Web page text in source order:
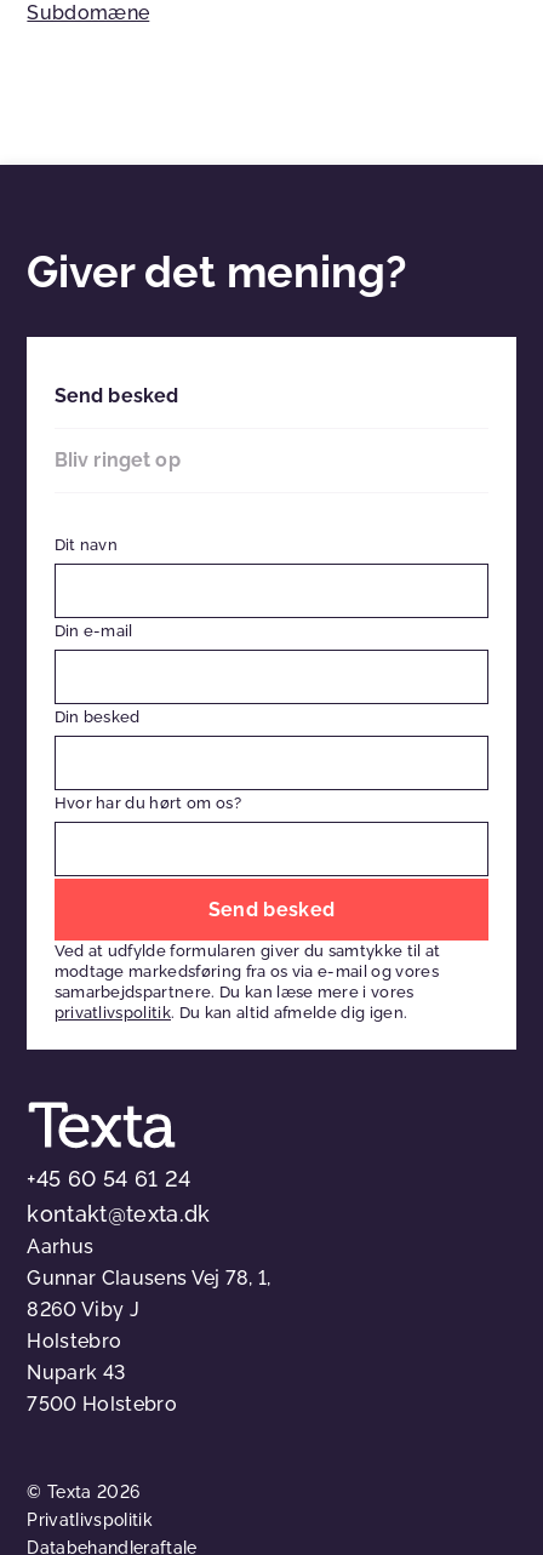
Subdomæne
Giver det mening?
Send besked
Bliv ringet op
Dit navn
Din e-mail
Din besked
Hvor har du hørt om os?
dette
felt
tomt
Ved at udfylde formularen giver du samtykke til at
modtage markedsføring fra os via e-mail og vores
samarbejdspartnere. Du kan læse mere i vores
privatlivspolitik. Du kan altid afmelde dig igen.
+45 60 54 61 24
kontakt@texta.dk
Aarhus
Gunnar Clausens Vej 78, 1,
8260 Viby J
Holstebro
Nupark 43
7500 Holstebro
© Texta 2026
Privatlivspolitik
Databehandleraftale